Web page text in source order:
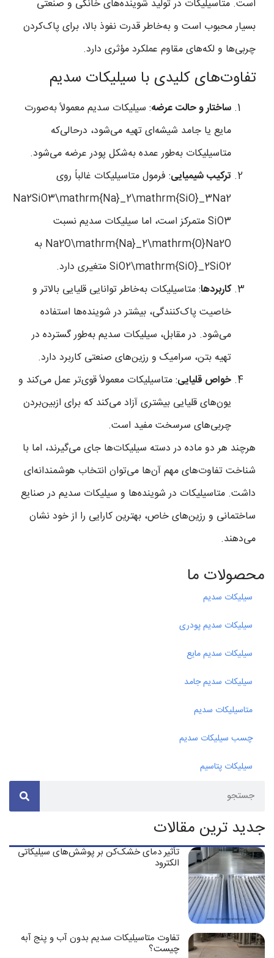
محصولات ما
سیلیکات سدیم
سیلیکات سدیم پودری
سیلیکات سدیم مایع
سیلیکات سدیم جامد
متاسیلیکات سدیم
چسب سیلیکات سدیم
سیلیکات پتاسیم
جدید ترین مقالات
تأثیر دمای خشک‌کن بر پوشش‌های سیلیکاتی
الکترود
تفاوت متاسیلیکات سدیم بدون آب و پنج آبه
چیست؟
است. متاسیلیکات در تولید شوینده‌های خانگی و صنعتی
بسیار محبوب است و به‌خاطر قدرت نفوذ بالا، برای پاک‌کردن
چربی‌ها و لکه‌های مقاوم عملکرد مؤثری دارد.
تفاوت‌های کلیدی با سیلیکات سدیم
ساختار و حالت عرضه: سیلیکات سدیم معمولاً به‌صورت
مایع یا جامد شیشه‌ای تهیه می‌شود، درحالی‌که
متاسیلیکات به‌طور عمده به‌شکل پودر عرضه می‌شود.
ترکیب شیمیایی: فرمول متاسیلیکات غالباً روی
Na2SiO3\mathrm{Na}_2\mathrm{SiO}_3Na2
SiO3
متمرکز است، اما سیلیکات سدیم نسبت
Na2O\mathrm{Na}_2\mathrm{O}Na2O
به
SiO2\mathrm{SiO}_2SiO2
متغیری دارد.
کاربردها: متاسیلیکات به‌خاطر توانایی قلیایی بالاتر و
خاصیت پاک‌کنندگی، بیشتر در شوینده‌ها استفاده
می‌شود. در مقابل، سیلیکات سدیم به‌طور گسترده در
تهیه بتن، سرامیک و رزین‌های صنعتی کاربرد دارد.
خواص قلیایی: متاسیلیکات معمولاً قوی‌تر عمل می‌کند و
یون‌های قلیایی بیشتری آزاد می‌کند که برای ازبین‌بردن
چربی‌های سرسخت مفید است.
هرچند هر دو ماده در دسته سیلیکات‌ها جای می‌گیرند، اما با
شناخت تفاوت‌های مهم آن‌ها می‌توان انتخاب هوشمندانه‌ای
داشت. متاسیلیکات در شوینده‌ها و سیلیکات سدیم در صنایع
ساختمانی و رزین‌های خاص، بهترین کارایی را از خود نشان
می‌دهند.